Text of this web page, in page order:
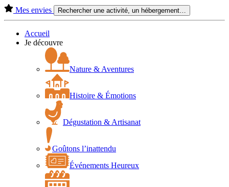
Mes envies Rechercher une activité, un hébergement…
Accueil
Je découvre
Nature & Aventures
Histoire & Émotions
Dégustation & Artisanat
Goûtons l’inattendu
Événements Heureux